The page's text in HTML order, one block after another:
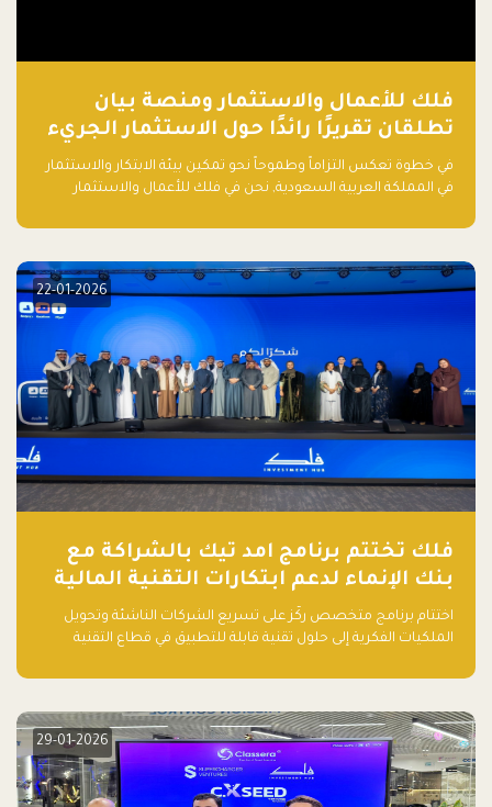
فلك للأعمال والاستثمار ومنصة بيان
تطلقان تقريرًا رائدًا حول الاستثمار الجريء
في الذكاء الاصطناعي بالمملكة العربية
السعودية
في خطوة تعكس التزاماً وطموحاً نحو تمكين بيئة الابتكار والاستثمار
في المملكة العربية السعودية, نحن في فلك للأعمال والاستثمار
الذكاء الاصطناعي: خارطة الطريق للمستثمرين ورواد الأعمال في
22-01-2026
فلك تختتم برنامج امد تيك بالشراكة مع
بنك الإنماء لدعم ابتكارات التقنية المالية
اختتام برنامج متخصص ركّز على تسريع الشركات الناشئة وتحويل
الملكيات الفكرية إلى حلول تقنية قابلة للتطبيق في قطاع التقنية
29-01-2026